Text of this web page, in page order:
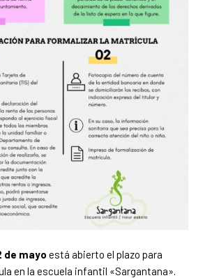
de mayo está abierto el plazo para
en la escuela infantil «Sargantana».